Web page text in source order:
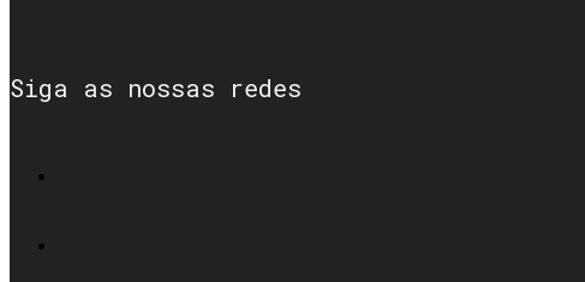
Siga as nossas redes